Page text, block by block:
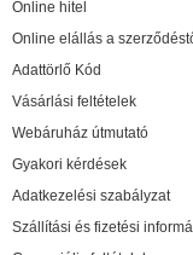
Online hitel
Online elállás a
Adattörlő Kód
Vásárlási feltételek
Webáruház útmutató
Gyakori kérdések
Adatkezelési szabályzat
Szállítási és fizetési